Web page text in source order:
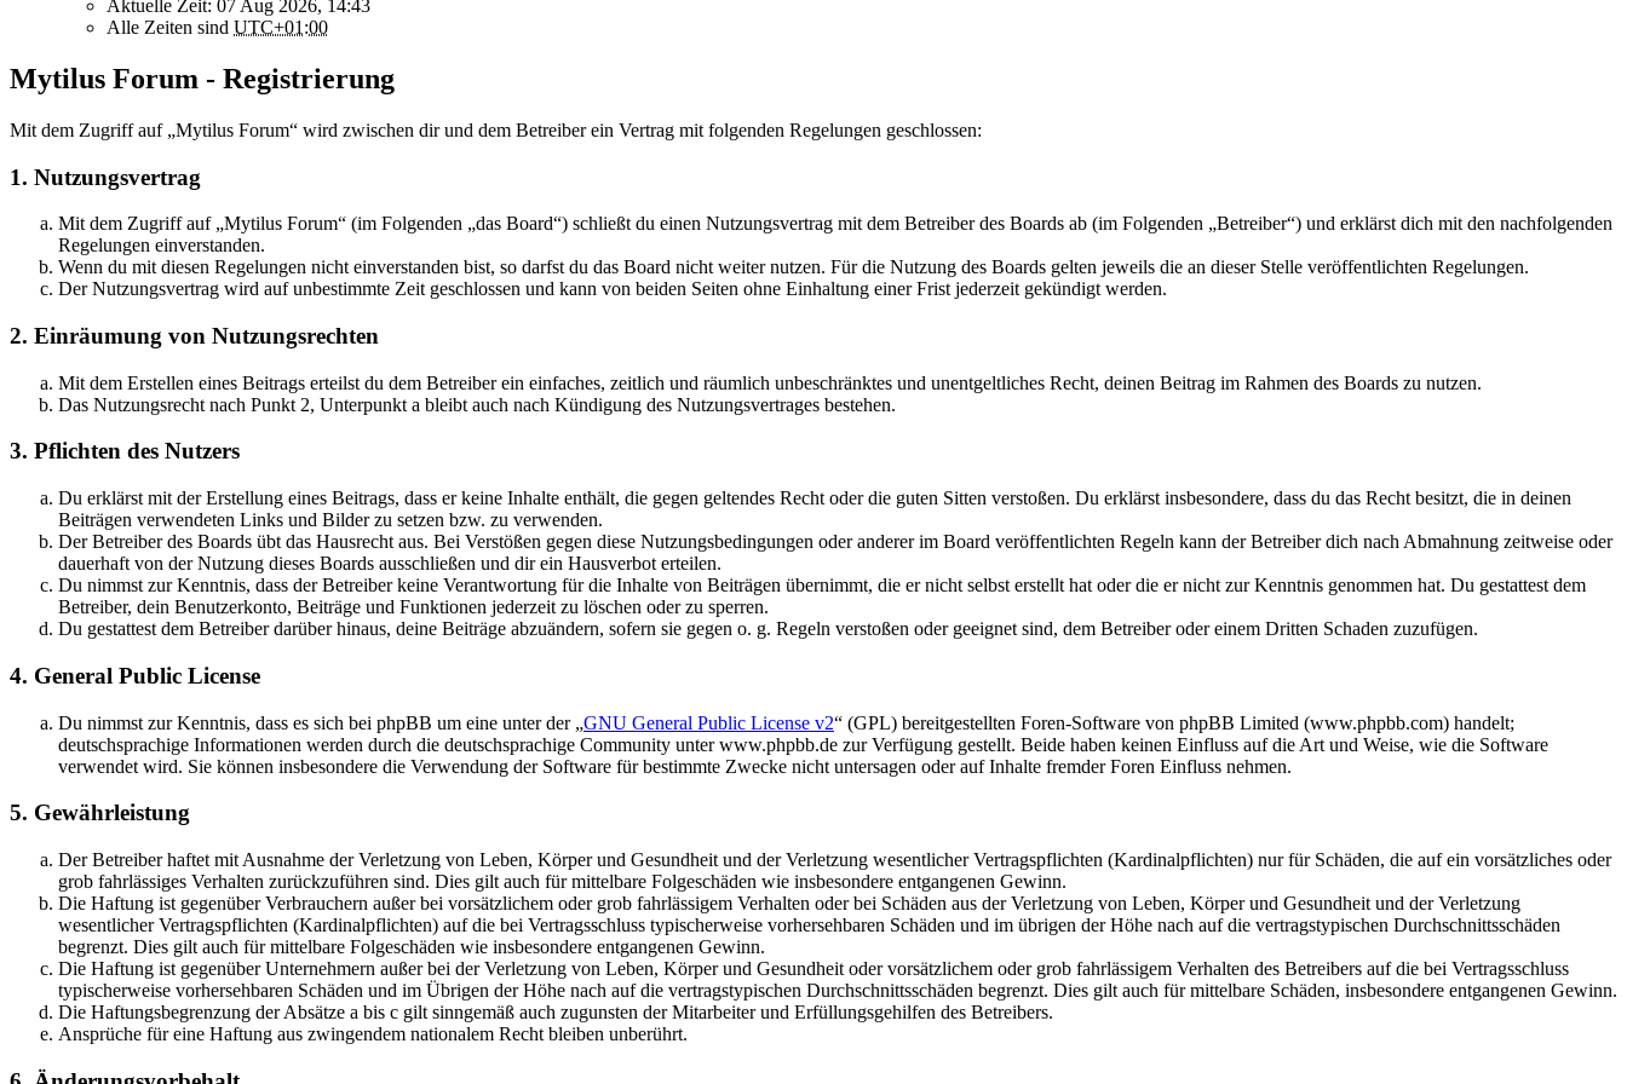
Aktuelle Zeit: 07 Aug 2026, 14:43
Alle Zeiten sind UTC+01:00
Mytilus Forum - Registrierung
Mit dem Zugriff auf „Mytilus Forum“ wird zwischen dir und dem Betreiber ein Vertrag mit folgenden Regelungen geschlossen:
1. Nutzungsvertrag
Mit dem Zugriff auf „Mytilus Forum“ (im Folgenden „das Board“) schließt du einen Nutzungsvertrag mit dem Betreiber des Boards ab (im Folgenden „Betreiber“) und erklärst dich mit den nachfolgenden
Regelungen einverstanden.
Wenn du mit diesen Regelungen nicht einverstanden bist, so darfst du das Board nicht weiter nutzen. Für die Nutzung des Boards gelten jeweils die an dieser Stelle veröffentlichten Regelungen.
Der Nutzungsvertrag wird auf unbestimmte Zeit geschlossen und kann von beiden Seiten ohne Einhaltung einer Frist jederzeit gekündigt werden.
2. Einräumung von Nutzungsrechten
Mit dem Erstellen eines Beitrags erteilst du dem Betreiber ein einfaches, zeitlich und räumlich unbeschränktes und unentgeltliches Recht, deinen Beitrag im Rahmen des Boards zu nutzen.
Das Nutzungsrecht nach Punkt 2, Unterpunkt a bleibt auch nach Kündigung des Nutzungsvertrages bestehen.
3. Pflichten des Nutzers
Du erklärst mit der Erstellung eines Beitrags, dass er keine Inhalte enthält, die gegen geltendes Recht oder die guten Sitten verstoßen. Du erklärst insbesondere, dass du das Recht besitzt, die in deinen
Beiträgen verwendeten Links und Bilder zu setzen bzw. zu verwenden.
Der Betreiber des Boards übt das Hausrecht aus. Bei Verstößen gegen diese Nutzungsbedingungen oder anderer im Board veröffentlichten Regeln kann der Betreiber dich nach Abmahnung zeitweise oder
dauerhaft von der Nutzung dieses Boards ausschließen und dir ein Hausverbot erteilen.
Du nimmst zur Kenntnis, dass der Betreiber keine Verantwortung für die Inhalte von Beiträgen übernimmt, die er nicht selbst erstellt hat oder die er nicht zur Kenntnis genommen hat. Du gestattest dem
Betreiber, dein Benutzerkonto, Beiträge und Funktionen jederzeit zu löschen oder zu sperren.
Du gestattest dem Betreiber darüber hinaus, deine Beiträge abzuändern, sofern sie gegen o. g. Regeln verstoßen oder geeignet sind, dem Betreiber oder einem Dritten Schaden zuzufügen.
4. General Public License
Du nimmst zur Kenntnis, dass es sich bei phpBB um eine unter der „GNU General Public License v2“ (GPL) bereitgestellten Foren-Software von phpBB Limited (www.phpbb.com) handelt;
deutschsprachige Informationen werden durch die deutschsprachige Community unter www.phpbb.de zur Verfügung gestellt. Beide haben keinen Einfluss auf die Art und Weise, wie die Software
verwendet wird. Sie können insbesondere die Verwendung der Software für bestimmte Zwecke nicht untersagen oder auf Inhalte fremder Foren Einfluss nehmen.
5. Gewährleistung
Der Betreiber haftet mit Ausnahme der Verletzung von Leben, Körper und Gesundheit und der Verletzung wesentlicher Vertragspflichten (Kardinalpflichten) nur für Schäden, die auf ein vorsätzliches oder
grob fahrlässiges Verhalten zurückzuführen sind. Dies gilt auch für mittelbare Folgeschäden wie insbesondere entgangenen Gewinn.
Die Haftung ist gegenüber Verbrauchern außer bei vorsätzlichem oder grob fahrlässigem Verhalten oder bei Schäden aus der Verletzung von Leben, Körper und Gesundheit und der Verletzung
wesentlicher Vertragspflichten (Kardinalpflichten) auf die bei Vertragsschluss typischerweise vorhersehbaren Schäden und im übrigen der Höhe nach auf die vertragstypischen Durchschnittsschäden
begrenzt. Dies gilt auch für mittelbare Folgeschäden wie insbesondere entgangenen Gewinn.
Die Haftung ist gegenüber Unternehmern außer bei der Verletzung von Leben, Körper und Gesundheit oder vorsätzlichem oder grob fahrlässigem Verhalten des Betreibers auf die bei Vertragsschluss
typischerweise vorhersehbaren Schäden und im Übrigen der Höhe nach auf die vertragstypischen Durchschnittsschäden begrenzt. Dies gilt auch für mittelbare Schäden, insbesondere entgangenen Gewinn.
Die Haftungsbegrenzung der Absätze a bis c gilt sinngemäß auch zugunsten der Mitarbeiter und Erfüllungsgehilfen des Betreibers.
Ansprüche für eine Haftung aus zwingendem nationalem Recht bleiben unberührt.